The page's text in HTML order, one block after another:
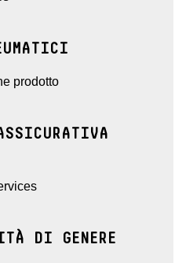
prodotto
DI GENERE